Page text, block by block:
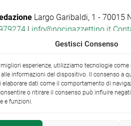
Largo Garibaldi, 1 - 70015
| info@nocigazzettino.it
Gestisci Consenso
migliori esperienze, utilizziamo tecnologie
alle informazioni del dispositivo. Il consenso a
elaborare dati come il comportamento di
o ritirare il consenso può influire
e funzioni.